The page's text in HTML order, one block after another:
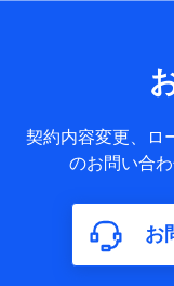
サービス提供等を
基本情報
氏名、電話番号
属性、連絡先、
構成、住所、d
含まれます。
利用情報
契約内容変更、ロ
のお問い合
お